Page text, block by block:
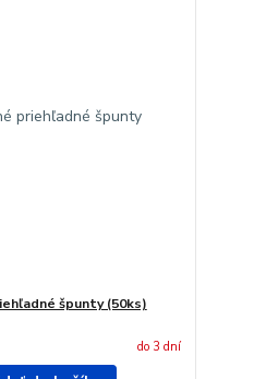
špunty (50ks)
do 3 dní